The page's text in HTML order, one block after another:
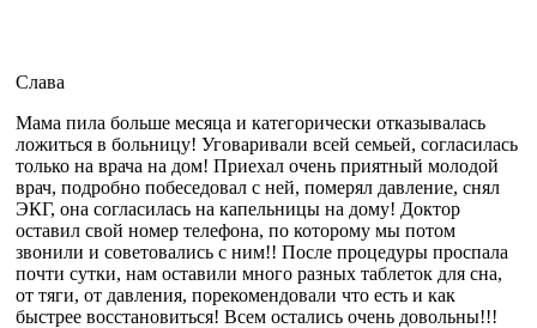
Слава
Мама пила больше месяца и категорически отказывалась
ложиться в больницу! Уговаривали всей семьей, согласилась
только на врача на дом! Приехал очень приятный молодой
врач, подробно побеседовал с ней, померял давление, снял
ЭКГ, она согласилась на капельницы на дому! Доктор
оставил свой номер телефона, по которому мы потом
звонили и советовались с ним!! После процедуры проспала
почти сутки, нам оставили много разных таблеток для сна,
от тяги, от давления, порекомендовали что есть и как
быстрее восстановиться! Всем остались очень довольны!!!